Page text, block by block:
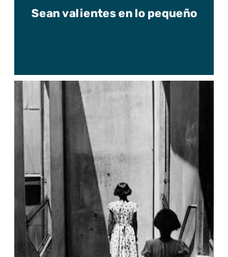
Sean valientes en lo pequeño